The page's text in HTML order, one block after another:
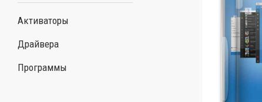
Активаторы
Драйвера
Программы